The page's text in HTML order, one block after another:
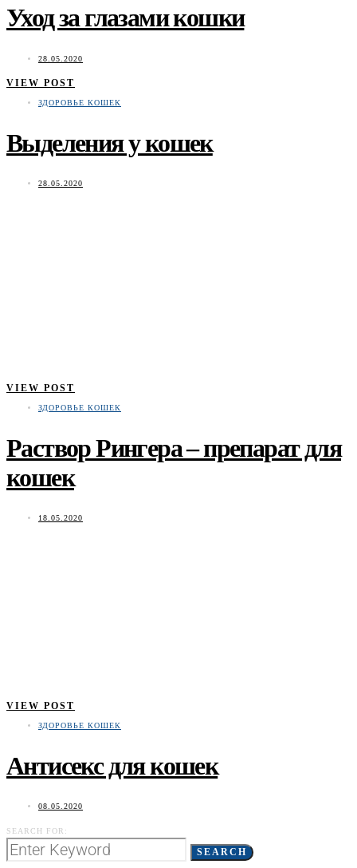
Уход за глазами кошки
28.05.2020
VIEW POST
ЗДОРОВЬЕ КОШЕК
Выделения у кошек
28.05.2020
VIEW POST
ЗДОРОВЬЕ КОШЕК
Раствор Рингера – препарат для
кошек
18.05.2020
VIEW POST
ЗДОРОВЬЕ КОШЕК
Антисекс для кошек
08.05.2020
SEARCH FOR:
SEARCH